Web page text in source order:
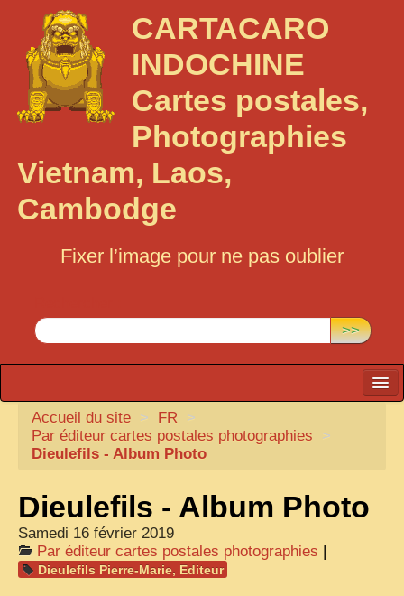
CARTACARO
INDOCHINE
Cartes postales,
Photographies
Vietnam, Laos,
Cambodge
Fixer l’image pour ne pas oublier
>>
CARTACARO
NOS LIVRES
ILLUSTRATEURS
TONKIN
FRONTIÈRE
Accueil du site > FR >
Par éditeur cartes postales photographies
>
Dieulefils - Album Photo
Dieulefils - Album Photo
Samedi 16 février 2019
Par éditeur cartes postales photographies |
Dieulefils Pierre-Marie, Editeur